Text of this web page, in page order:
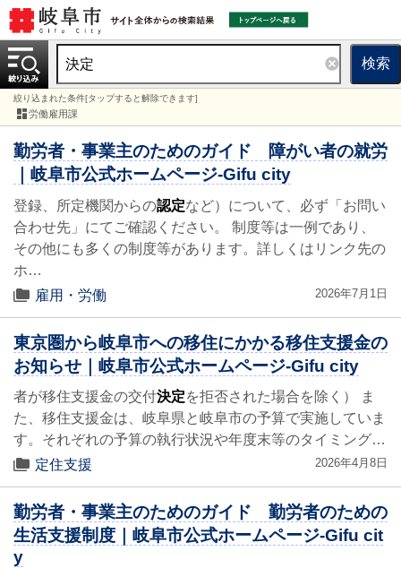
検索
絞り込まれた条件[タップすると解除できます]
労働雇用課
勤労者・事業主のためのガイド 障がい者の就労
｜岐阜市公式ホームページ-Gifu city
登録、所定機関からの認定など）について、必ず「お問い
合わせ先」にてご確認ください。 制度等は一例であり、
その他にも多くの制度等があります。詳しくはリンク先の
ホ…
雇用・労働
2026年7月1日
東京圏から岐阜市への移住にかかる移住支援金の
お知らせ｜岐阜市公式ホームページ-Gifu city
者が移住支援金の交付決定を拒否された場合を除く） ま
た、移住支援金は、岐阜県と岐阜市の予算で実施していま
す。それぞれの予算の執行状況や年度末等のタイミング…
定住支援
2026年4月8日
勤労者・事業主のためのガイド 勤労者のための
生活支援制度｜岐阜市公式ホームページ-Gifu cit
y